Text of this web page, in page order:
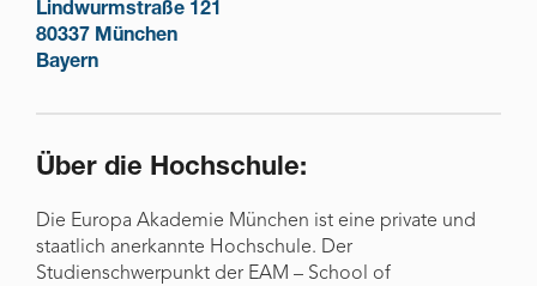
Lindwurmstraße 121
80337 München
Bayern
Über die Hochschule:
Die Europa Akademie München ist eine private und
staatlich anerkannte Hochschule. Der
Studienschwerpunkt der EAM – School of